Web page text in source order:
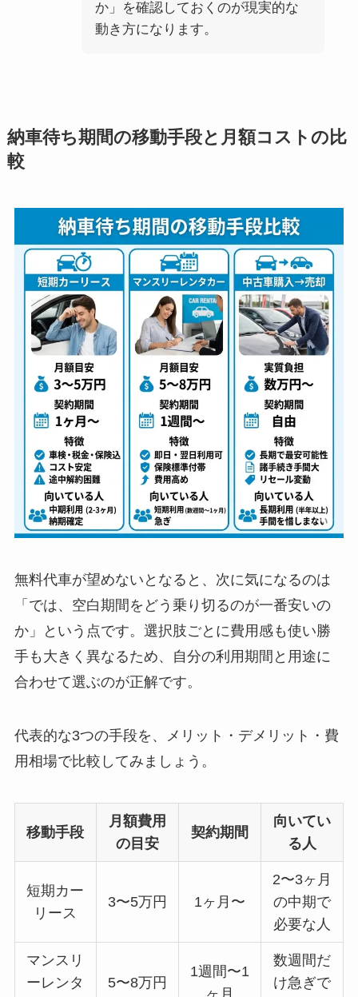
か」を確認しておくのが現実的な
動き方になります。
納車待ち期間の移動手段と月額コストの比
較
無料代車が望めないとなると、次に気になるのは
「では、空白期間をどう乗り切るのが一番安いの
か」という点です。選択肢ごとに費用感も使い勝
手も大きく異なるため、自分の利用期間と用途に
合わせて選ぶのが正解です。
代表的な3つの手段を、メリット・デメリット・費
用相場で比較してみましょう。
移動手段
月額費用
の目安
契約期間
向いてい
る人
短期カー
リース
3〜5万円 1ヶ月〜
2〜3ヶ月
の中期で
必要な人
マンスリ
ーレンタ
5〜8万円
1週間〜1
数週間だ
け急ぎで